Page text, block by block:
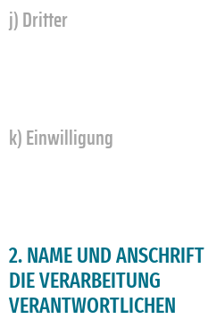
j) Dritter
k) Einwilligung
2. NAME UND
DIE VERARBEITUNG
VERANTWORTLICHEN